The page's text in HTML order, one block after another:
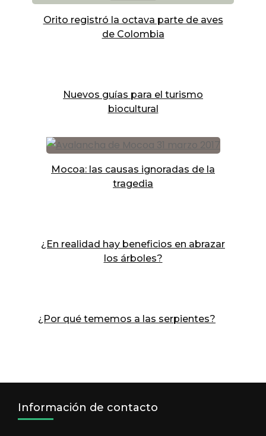
Orito registró la octava parte de aves
de Colombia
Nuevos guías para el turismo
biocultural
Mocoa: las causas ignoradas de la
tragedia
¿En realidad hay beneficios en abrazar
los árboles?
¿Por qué tememos a las serpientes?
Información de contacto